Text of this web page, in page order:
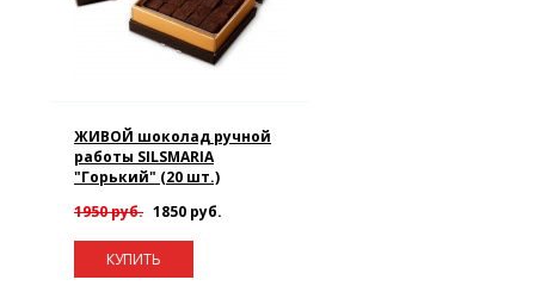
ЖИВОЙ шоколад ручной
работы SILSMARIA
"Горький" (20 шт.)
1950 руб. 1850 руб.
КУПИТЬ